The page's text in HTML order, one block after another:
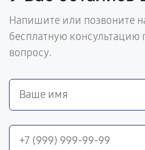
Напишите или позвоните
бесплатную
вопросу.